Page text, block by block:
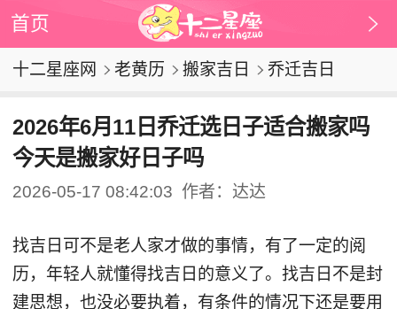
首页
十二星座网 老黄历 搬家吉日 乔迁吉日
2026年6月11日乔迁选日子适合搬家吗
今天是搬家好日子吗
2026-05-17 08:42:03 作者：达达
找吉日可不是老人家才做的事情，有了一定的阅
历，年轻人就懂得找吉日的意义了。找吉日不是封
建思想，也没必要执着，有条件的情况下还是要用